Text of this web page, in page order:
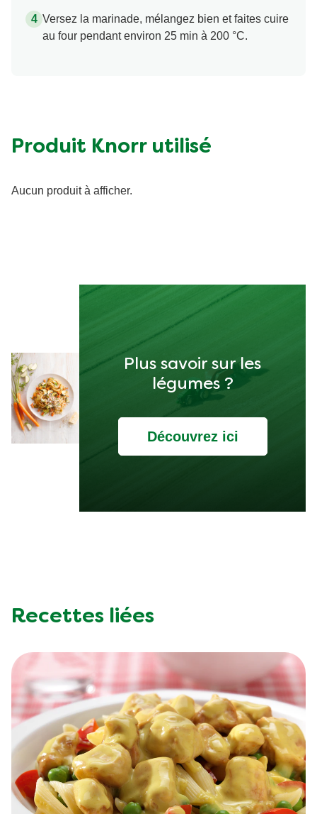
Versez la marinade, mélangez bien et faites cuire
au four pendant environ 25 min à 200 °C.
Produit Knorr utilisé
Aucun produit à afficher.
Plus savoir sur les
légumes ?
Découvrez ici
Recettes liées